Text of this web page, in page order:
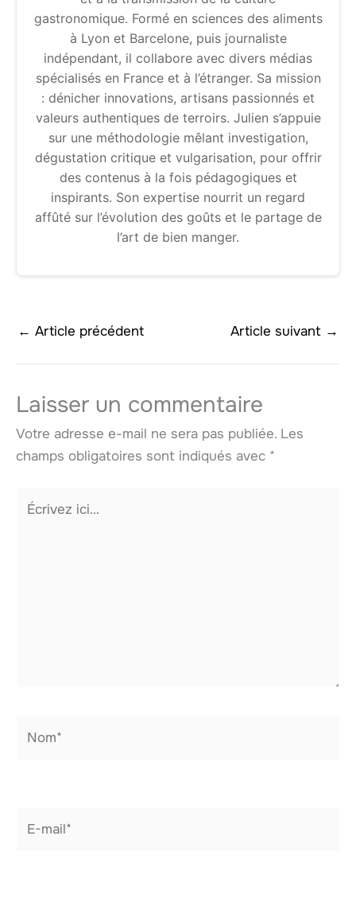
gastronomique. Formé en sciences des aliments
à Lyon et Barcelone, puis journaliste
indépendant, il collabore avec divers médias
spécialisés en France et à l’étranger. Sa mission
: dénicher innovations, artisans passionnés et
valeurs authentiques de terroirs. Julien s’appuie
sur une méthodologie mêlant investigation,
dégustation critique et vulgarisation, pour offrir
des contenus à la fois pédagogiques et
inspirants. Son expertise nourrit un regard
affûté sur l’évolution des goûts et le partage de
l’art de bien manger.
← Article précédent Article suivant →
Laisser un commentaire
Votre adresse e-mail ne sera pas publiée. Les
champs obligatoires sont indiqués avec *
Écrivez